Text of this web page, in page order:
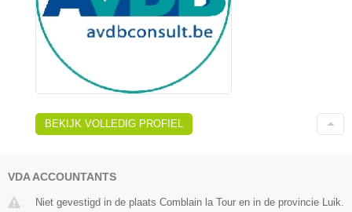
BEKIJK VOLLEDIG PROFIEL
VDA ACCOUNTANTS
Niet gevestigd in de plaats Comblain la Tour en in de provincie Luik.